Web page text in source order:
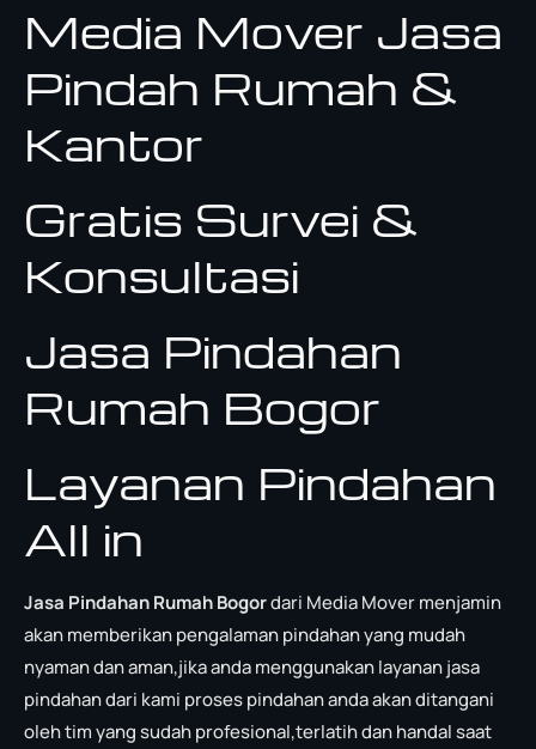
Media Mover Jasa
Pindah Rumah &
Kantor
Gratis Survei &
Konsultasi
Jasa Pindahan
Rumah Bogor
Layanan Pindahan
All in
Jasa Pindahan Rumah Bogordari Media Mover menjamin
akan memberikan pengalaman pindahan yang mudah
nyaman dan aman,jika anda menggunakan layanan jasa
pindahan dari kami proses pindahan anda akan ditangani
oleh tim yang sudah profesional,terlatih dan handal saat